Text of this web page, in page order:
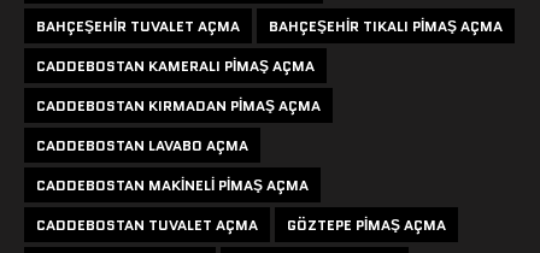
BAHÇEŞEHIR TUVALET AÇMA
BAHÇEŞEHIR TIKALI PIMAŞ AÇMA
CADDEBOSTAN KAMERALI PIMAŞ AÇMA
CADDEBOSTAN KIRMADAN PIMAŞ AÇMA
CADDEBOSTAN LAVABO AÇMA
CADDEBOSTAN MAKINELI PIMAŞ AÇMA
CADDEBOSTAN TUVALET AÇMA
GÖZTEPE PIMAŞ AÇMA